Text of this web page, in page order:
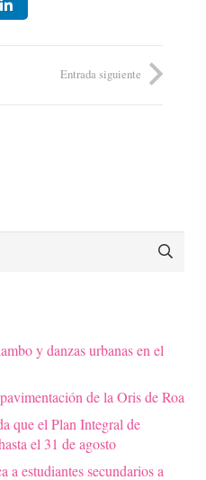
Entrada siguiente
y danzas urbanas en el
de la Oris de Roa
que el Plan Integral de
el 31 de agosto
estudiantes secundarios a